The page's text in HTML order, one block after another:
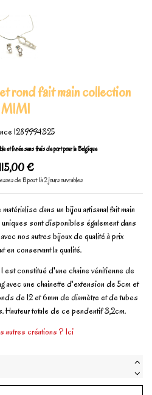
rond fait main collection
MIMI
1289994325
et livrée sans frais de port pour la Belgique
115,00 €
de Bpost 1à 2 jours ouvrables
dans un bijou artisanal fait main
sont disponibles également dans
nos autres bijoux de qualité à prix
en conservant la qualité.
constitué d'une chaine vénitienne de
avec une chainette d'extension de 5cm et
de 12 et 6mm de diamètre et de tubes
totale de ce pendentif 3,2cm.
autres créations ? Ici